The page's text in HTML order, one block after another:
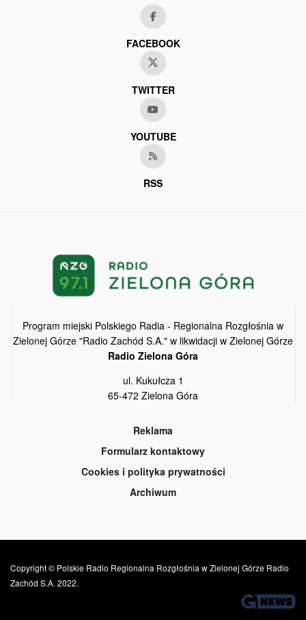
FACEBOOK
TWITTER
YOUTUBE
RSS
Program miejski Polskiego Radia - Regionalna Rozgłośnia w
Zielonej Górze "Radio Zachód S.A." w likwidacji w Zielonej Górze
Radio Zielona Góra
ul. Kukułcza 1
65-472 Zielona Góra
Reklama
Formularz kontaktowy
Cookies i polityka prywatności
Archiwum
Copyright © Polskie Radio Regionalna Rozgłośnia w Zielonej Górze Radio
Zachód S.A. 2022.